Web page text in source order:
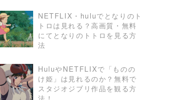
READ MORE
NETFLIX・huluでとなりのト
トロは見れる？高画質・無料
にてとなりのトトロを見る方
法
READ MORE
HuluやNETFLIXで「ものの
け姫」は見れるのか？無料で
スタジオジブリ作品を観る方
法！